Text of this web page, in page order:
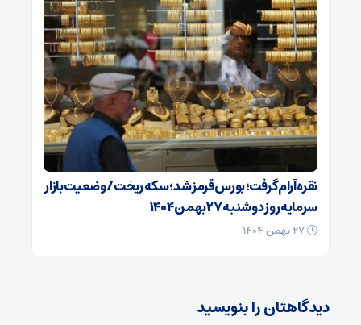
نقره آرام گرفت؛ بورس قرمز شد؛ سکه ریخت/ وضعیت بازار
سرمایه روز دوشنبه ۲۷ بهمن ۱۴۰۴
دیدگاهتان را بنویسید